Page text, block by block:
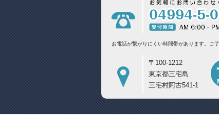
お電話が繋がりにくい時間帯があります。 ご
〒100-1212
東京都三宅島
三宅村阿古541-1